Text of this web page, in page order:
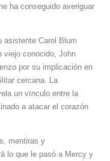
ha conseguido averiguar
asistente Carol Blum
viejo conocido, John
por su implicación en
cercana. La
un vínculo entre la
a atacar el corazón
mentiras y
lo que le pasó a Mercy y